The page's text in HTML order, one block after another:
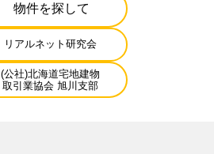
物件を探して
リアルネット研究会
(公社)北海道宅地建物
取引業協会 旭川支部